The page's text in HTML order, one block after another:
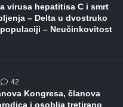
virusa hepatitisa C i smrt
– Delta u dvostruko
– Neučinkovitost
42komentara
Kongresa, članova
i osoblja tretirano